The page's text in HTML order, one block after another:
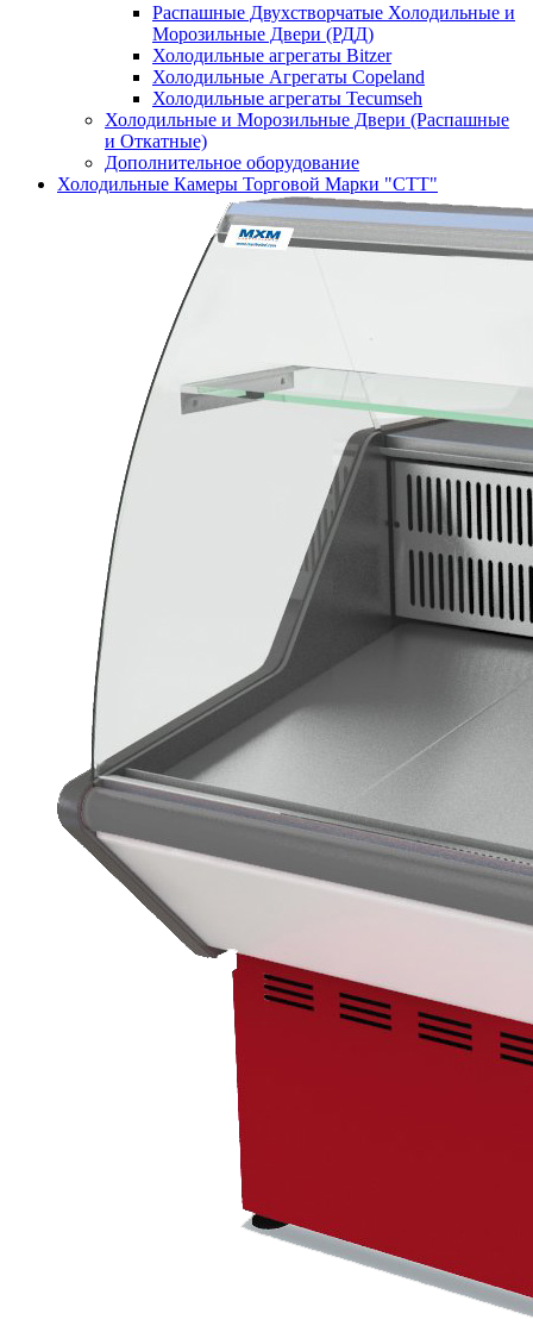
Распашные Двухстворчатые Холодильные и
Морозильные Двери (РДД)
Холодильные агрегаты Bitzer
Холодильные Агрегаты Copeland
Холодильные агрегаты Tecumseh
Холодильные и Морозильные Двери (Распашные
и Откатные)
Дополнительное оборудование
Холодильные Камеры Торговой Марки "СТТ"